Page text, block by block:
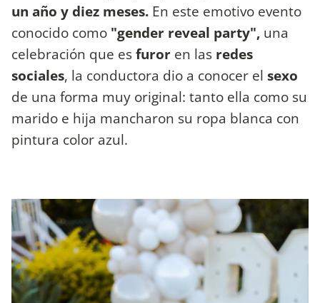
un año y diez meses. En este emotivo evento
conocido como "gender reveal party", una
celebración que esfuror en las redes
sociales, la conductora dio a conocer el sexo
de una forma muy original: tanto ella como su
marido e hija mancharon su ropa blanca con
pintura color azul.